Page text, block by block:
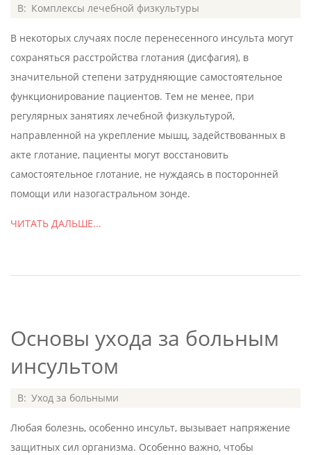
2020-
08
В: Комплексы лечебной физкультуры
В некоторых случаях после перенесенного инсульта могут
сохраняться расстройства глотания (дисфагия), в
значительной степени затрудняющие самостоятельное
функционирование пациентов. Тем не менее, при
регулярных занятиях лечебной физкультурой,
направленной на укрепление мышц, задействованных в
акте глотание, пациенты могут восстановить
самостоятельное глотание, не нуждаясь в посторонней
помощи или назогастральном зонде.
ЧИТАТЬ ДАЛЬШЕ...
Основы ухода за больным
инсультом
2020-
08
В: Уход за больными
Любая болезнь, особенно инсульт, вызывает напряжение
защитных сил организма. Особенно важно, чтобы